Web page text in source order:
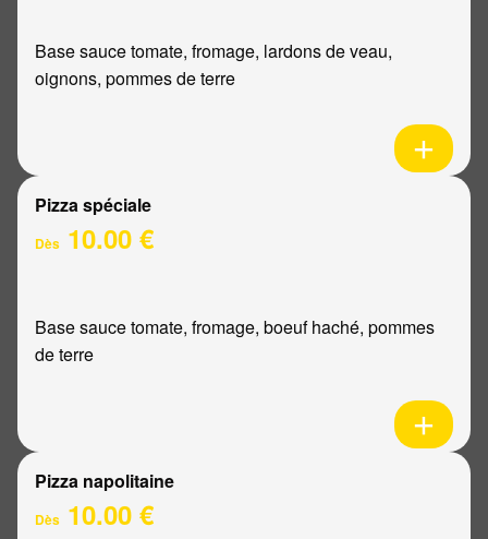
Base sauce tomate, fromage, lardons de veau,
oignons, pommes de terre
Pizza spéciale
Dès 10.00 €
Base sauce tomate, fromage, boeuf haché, pommes
de terre
Pizza napolitaine
Dès 10.00 €